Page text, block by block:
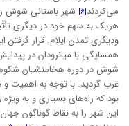
می‌کردند[۶]
شهر باستانی شوش
هریک به سهم خود در دیگری
ودیگری تمدن ایلام. قرار گرفتن
همسایگی با میانرودان در
شوش در دوره هخامنشیان شکوه
غرب گردید. با توجه به
بود که راه‌های بسیاری و به
این شهر را به نقاط گوناگون